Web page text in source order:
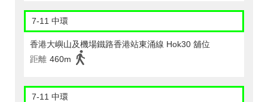
7-11 中環
香港大嶼山及機場鐵路香港站東涌線 Hok30 舖位
距離 460m
7-11 中環